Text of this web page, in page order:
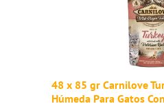
48 x 85 gr Carnilove
Húmeda Para Gatos